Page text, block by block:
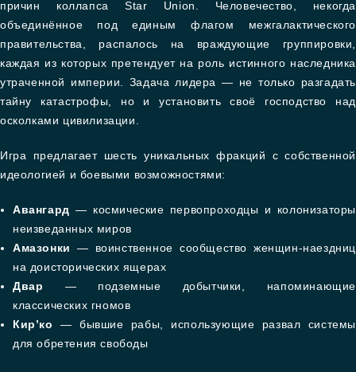
причин коллапса Star Union. Человечество, некогда
объединённое под единым флагом межгалактического
правительства, распалось на враждующие группировки,
каждая из которых претендует на роль истинного наследника
утраченной империи. Задача лидера — не только разгадать
тайну катастрофы, но и установить своё господство над
осколками цивилизации.
Игра предлагает шесть уникальных фракций с собственной
идеологией и боевыми возможностями:
Авангард — космические первопроходцы и колонизаторы
неизведанных миров
Амазонки
— воинственное сообщество женщин-наездниц
на доисторических ящерах
Двар — подземные добытчики, напоминающие
классических гномов
Кир’ко
— бывшие рабы, использующие развал системы
для обретения свободы